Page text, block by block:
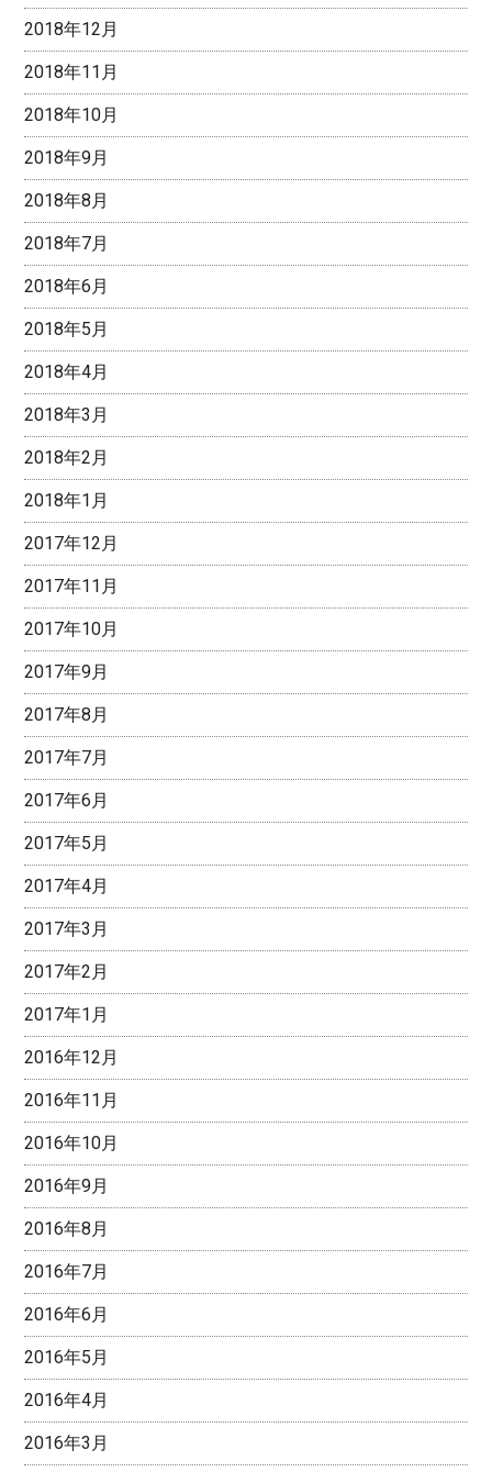
2018年12月
2018年11月
2018年10月
2018年9月
2018年8月
2018年7月
2018年6月
2018年5月
2018年4月
2018年3月
2018年2月
2018年1月
2017年12月
2017年11月
2017年10月
2017年9月
2017年8月
2017年7月
2017年6月
2017年5月
2017年4月
2017年3月
2017年2月
2017年1月
2016年12月
2016年11月
2016年10月
2016年9月
2016年8月
2016年7月
2016年6月
2016年5月
2016年4月
2016年3月